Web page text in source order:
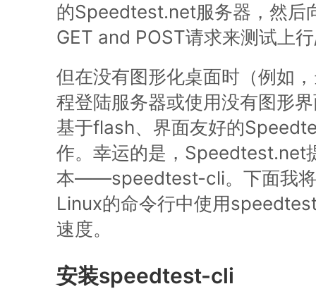
的Speedtest.net服务器，然后
GET and POST请求来测试上
但在没有图形化桌面时（例如
程登陆服务器或使用没有图形
基于flash、界面友好的
作。幸运的是，Speedtest.net
本——speedtest-cli。下面我将
Linux的命令行中使用
速度。
安装speedtest-cli